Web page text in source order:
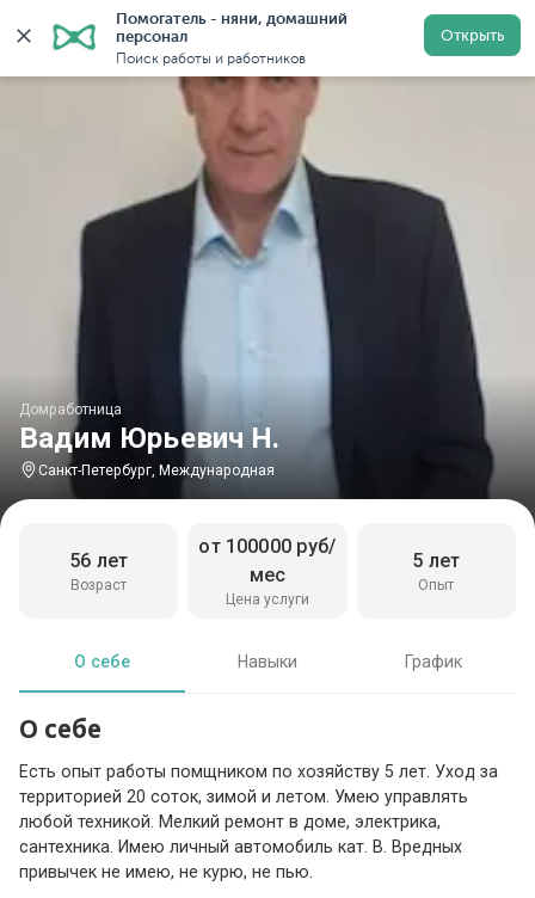
Помогатель - няни, домашний
персонал
Поиск работы и работников
Открыть
Главная Домработницы Домработницы в Санкт-
Вадим Юрьевич Н.
Домработница
Санкт-Петербург, Международная
Возраст
56 лет
Цена услуги
от 100000 руб/
мес
Опыт
5 лет
О себе Навыки График
О себе
Есть опыт работы помщником по хозяйству 5 лет. Уход за
территорией 20 соток, зимой и летом. Умею управлять
любой техникой. Мелкий ремонт в доме, электрика,
сантехника. Имею личный автомобиль кат. В. Вредных
привычек не имею, не курю, не пью.